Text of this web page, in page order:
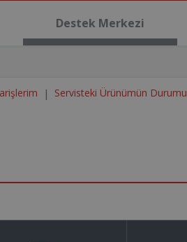
Destek Merkezi
Servisteki Ürünümün Durumu